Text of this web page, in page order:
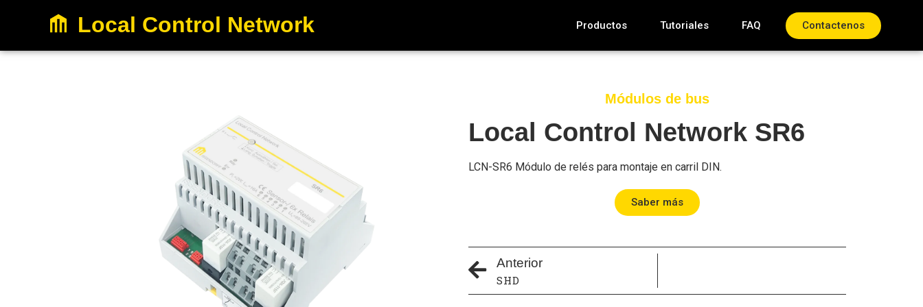
Local Control Network Productos Tutoriales FAQ Contactenos
Módulos de bus
Local Control Network SR6
LCN-SR6 Módulo de relés para montaje en carril DIN.
Saber más
Anterior
SHD